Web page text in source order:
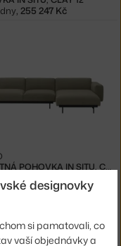
, 255 247 Kč
TŘÍMÍSTNÁ POHOVKA IN SITU, CLAY 15
, 155 804 Kč
designovky
si pamatovali, co
vaší objednávky a